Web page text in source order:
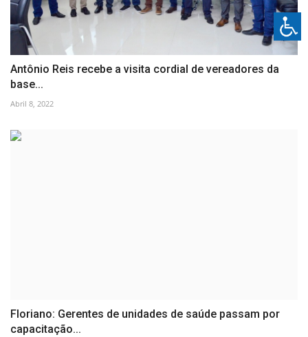
Antônio Reis recebe a visita cordial de vereadores da
base...
Abril 8, 2022
Floriano: Gerentes de unidades de saúde passam por
capacitação...